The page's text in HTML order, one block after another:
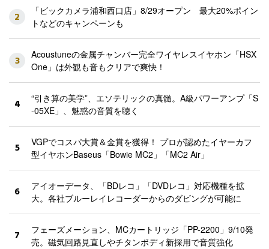
2
「ビックカメラ浦和西口店」8/29オープン 最大20%ポイン
トなどのキャンペーンも
3
Acoustuneの金属チャンバー完全ワイヤレスイヤホン「HSX
One」は外観も音もクリアで爽快！
4
“引き算の美学”、エソテリックの真髄。A級パワーアンプ「S
-05XE」、魅惑の音質を聴く
5
VGPでコスパ大賞＆金賞を獲得！ プロが認めたイヤーカフ
型イヤホンBaseus「Bowie MC2」「MC2 Air」
6
アイオーデータ、「BDレコ」「DVDレコ」対応機種を拡
大。各社ブルーレイレコーダーからのダビングが可能に
7
フェーズメーション、MCカートリッジ「PP-2200」9/10発
売。磁気回路見直しやチタンボディ新採用で音質強化